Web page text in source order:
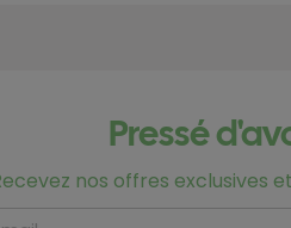
Pressé
nos offres exclusives